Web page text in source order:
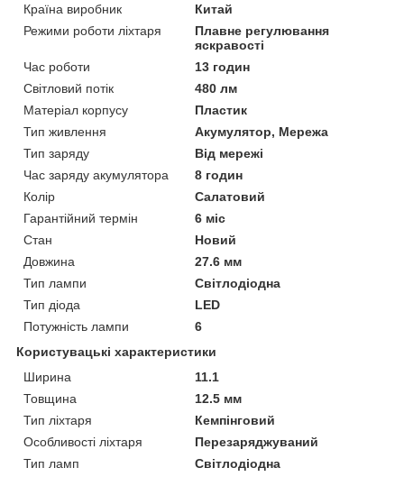
Країна виробник
Китай
Режими роботи ліхтаря
Плавне регулювання
яскравості
Час роботи
13 годин
Світловий потік
480 лм
Матеріал корпусу
Пластик
Тип живлення
Акумулятор, Мережа
Тип заряду
Від мережі
Час заряду акумулятора
8 годин
Колір
Салатовий
Гарантійний термін
6 міс
Стан
Новий
Довжина
27.6 мм
Тип лампи
Світлодіодна
Тип діода
LED
Потужність лампи
6
Користувацькі характеристики
Ширина
11.1
Товщина
12.5 мм
Тип ліхтаря
Кемпінговий
Особливості ліхтаря
Перезаряджуваний
Тип ламп
Світлодіодна